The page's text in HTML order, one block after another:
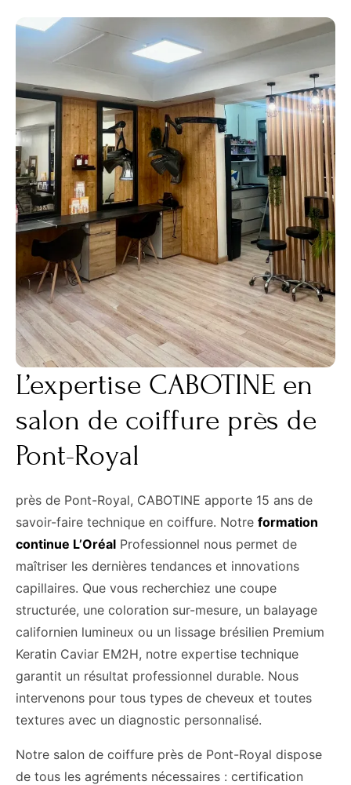
L’expertise CABOTINE en
salon de coiffure près de
Pont-Royal
près de Pont-Royal, CABOTINE apporte 15 ans de
savoir-faire technique en coiffure. Notre formation
continue L’Oréal Professionnel nous permet de
maîtriser les dernières tendances et innovations
capillaires. Que vous recherchiez une coupe
structurée, une coloration sur-mesure, un balayage
californien lumineux ou un lissage brésilien Premium
Keratin Caviar EM2H, notre expertise technique
garantit un résultat professionnel durable. Nous
intervenons pour tous types de cheveux et toutes
textures avec un diagnostic personnalisé.
Notre salon de coiffure près de Pont-Royal dispose
de tous les agréments nécessaires : certification